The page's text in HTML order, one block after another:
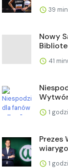
39
Nowy
41
1
Prezes
1